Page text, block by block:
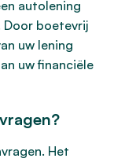
autolening
Door boetevrij
uw lening
uw financiële
Het